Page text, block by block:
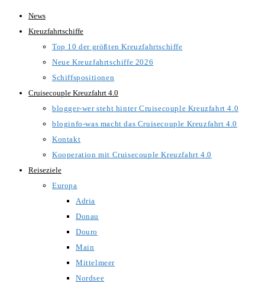
Zum
Inhalt
News
Kreuzfahrtschiffe
Top 10 der größten Kreuzfahrtschiffe
Neue Kreuzfahrtschiffe 2026
Schiffspositionen
Cruisecouple Kreuzfahrt 4.0
blogger-wer steht hinter Cruisecouple Kreuzfahrt 4.0
bloginfo-was macht das Cruisecouple Kreuzfahrt 4.0
Kontakt
Kooperation mit Cruisecouple Kreuzfahrt 4.0
Reiseziele
Europa
Adria
Donau
Douro
Main
Mittelmeer
Nordsee